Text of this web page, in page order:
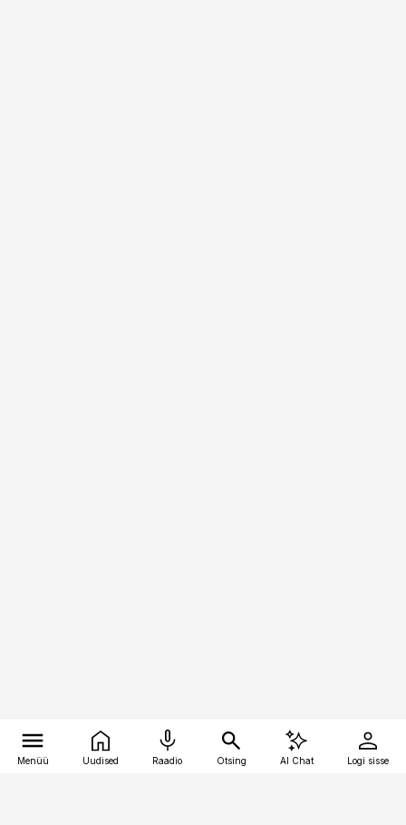
Menüü Uudised Raadio Otsing AI Chat Logi sisse